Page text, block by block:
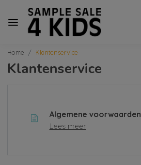
Home Klantenservice
Klantenservice
Algemene voorwaarden
Lees meer